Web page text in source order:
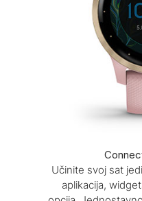
Učinite svoj sat
aplikacija,